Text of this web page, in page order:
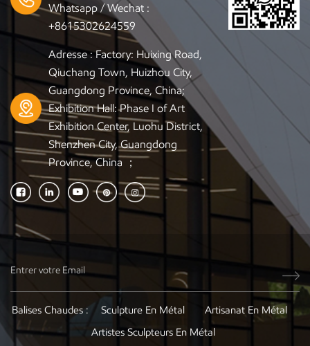
Whatsapp / Wechat :
+8615302624559
Adresse : Factory: Huixing Road,
Qiuchang Town, Huizhou City,
Guangdong Province, China;
Exhibition Hall: Phase I of Art
Exhibition Center, Luohu District,
Shenzhen City, Guangdong
Province, China ；
Balises Chaudes : Sculpture En Métal
Artisanat En Métal
Artistes Sculpteurs En Métal